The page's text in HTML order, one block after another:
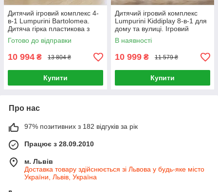
Дитячий ігровий комплекс 4-
в-1 Lumpurini Bartolomea.
Дитяча гірка пластикова з
гойдалкою і тунелем для
дому та вулиці
Готово до відправки
10 994 ₴ 13 804 ₴
Купити
Дитячий ігровий комплекс
Lumpurini Kiddiplay 8-в-1 для
дому та вулиці. Ігровий
майданчик для дітей
В наявності
10 999 ₴ 11 579 ₴
Купити
Про нас
97% позитивних з 182 відгуків за рік
Працює з 28.09.2010
м. Львів
Доставка товару здійснюється зі Львова у будь-яке місто
України, Львів, Україна